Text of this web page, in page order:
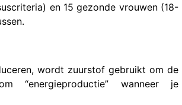
en 15 gezonde vrouwen (18-
wordt zuurstof gebruikt om de
“energieproductie” wanneer je